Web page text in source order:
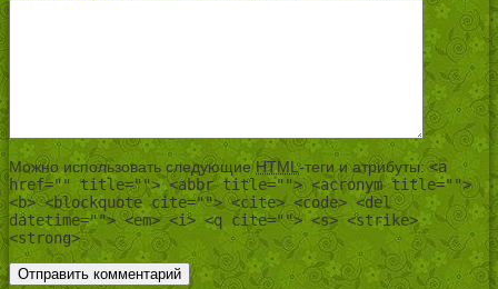
Можно использовать следующиеHTML-теги и атрибуты:<a
href="" title=""> <abbr title=""> <acronym title="">
<b> <blockquote cite=""> <cite> <code> <del
datetime=""> <em> <i> <q cite=""> <s> <strike>
<strong>